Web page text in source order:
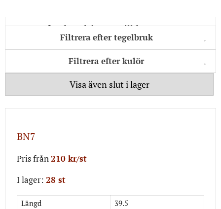
Filtrera efter tegelbruk
Filtrera efter kulör
Visa även slut i lager
BN7
Pris från210 kr/st
I lager: 28 st
Längd
39.5